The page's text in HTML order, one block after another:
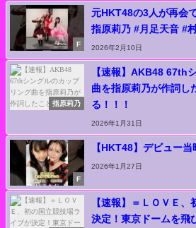
F
元HKT48の3人が再会
指原莉乃 #月足天音 #
2026年2月10日
指原莉乃
【速報】AKB48 67th
曲を指原莉乃が作詞し
る！！！
2026年1月31日
F
【HKT48】デビュー当
2026年1月27日
【速報】＝ＬＯＶＥ
決定！東京ドームを飛